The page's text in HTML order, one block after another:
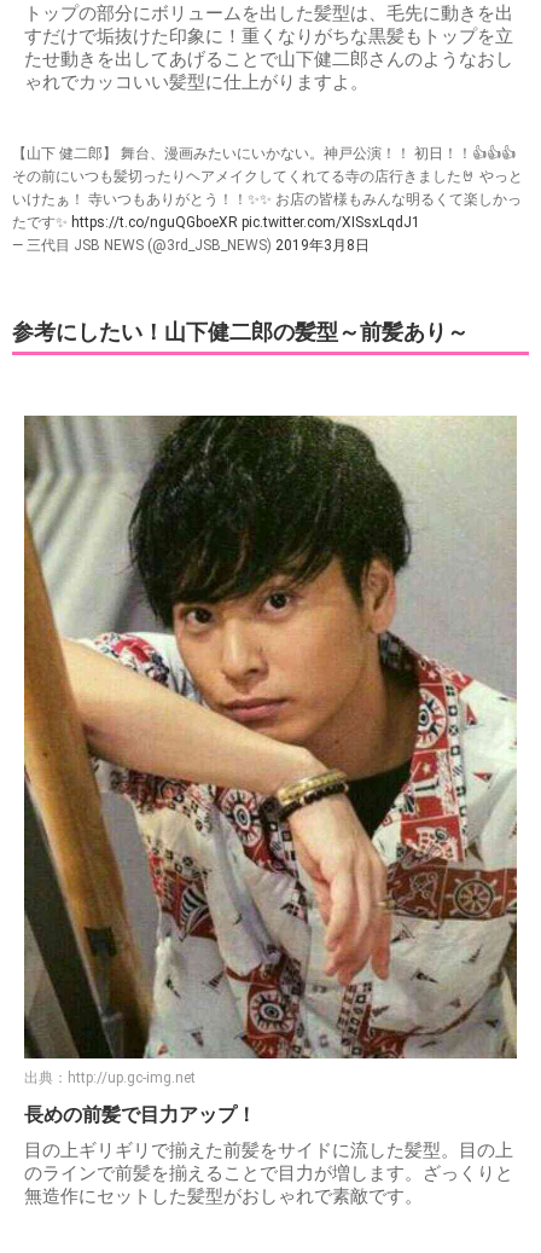
トップの部分にボリュームを出した髪型は、毛先に動きを出
すだけで垢抜けた印象に！重くなりがちな黒髪もトップを立
たせ動きを出してあげることで山下健二郎さんのようなおし
ゃれでカッコいい髪型に仕上がりますよ。
【山下 健二郎】 舞台、漫画みたいにいかない。神戸公演！！ 初日！！👍👍👍
その前にいつも髪切ったりヘアメイクしてくれてる寺の店行きました🤘 やっと
いけたぁ！ 寺いつもありがとう！！✨✨ お店の皆様もみんな明るくて楽しかっ
たです✨ https://t.co/nguQGboeXR pic.twitter.com/XISsxLqdJ1
— 三代目 JSB NEWS (@3rd_JSB_NEWS) 2019年3月8日
参考にしたい！山下健二郎の髪型～前髪あり～
出典： http://up.gc-img.net
長めの前髪で目力アップ！
目の上ギリギリで揃えた前髪をサイドに流した髪型。目の上
のラインで前髪を揃えることで目力が増します。ざっくりと
無造作にセットした髪型がおしゃれで素敵です。